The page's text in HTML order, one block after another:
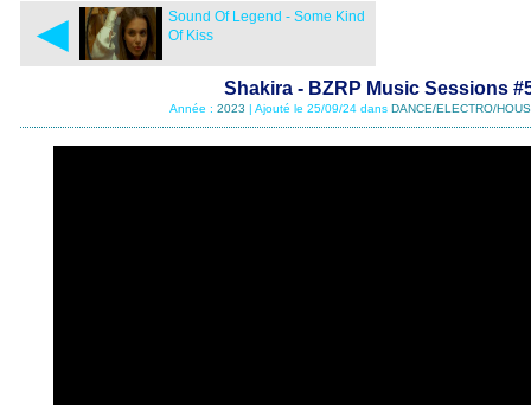
◄
Sound Of Legend - Some Kind
Of Kiss
Shakira - BZRP Music Sessions
Année : 2023 | Ajouté le 25/09/24 dans DANCE/ELECTRO/